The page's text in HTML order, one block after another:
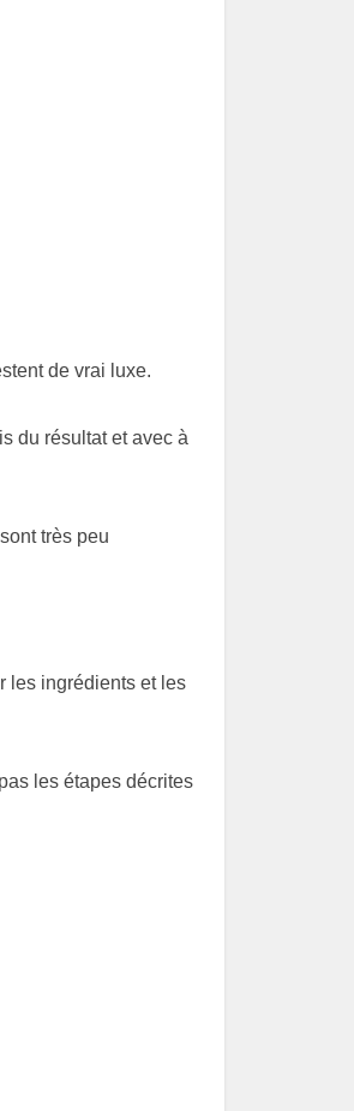
de vrai luxe.
du résultat et avec à
très peu
les ingrédients et les
les étapes décrites